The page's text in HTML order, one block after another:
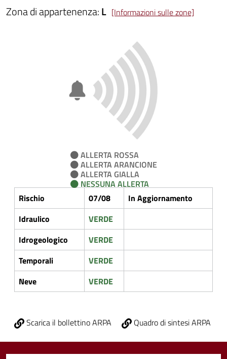
Zona di appartenenza:L [Informazioni sulle zone]
ALLERTA ROSSA
ALLERTA ARANCIONE
ALLERTA GIALLA
NESSUNA ALLERTA
Rischio
07/08
In Aggiornamento
Idraulico
VERDE
Idrogeologico
VERDE
Temporali
VERDE
Neve
VERDE
Scarica il bollettino ARPA Quadro di sintesi ARPA